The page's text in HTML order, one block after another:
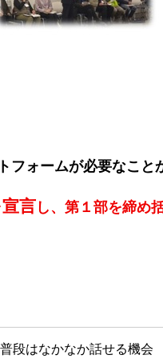
ォームが必要なこと
言 し、第１部を締め
はなかなか話せる機会